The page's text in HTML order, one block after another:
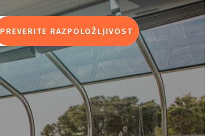
PREVERITE RAZPOLOŽLJIVOST